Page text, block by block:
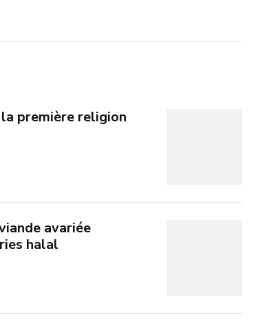
première religion
avariée
halal